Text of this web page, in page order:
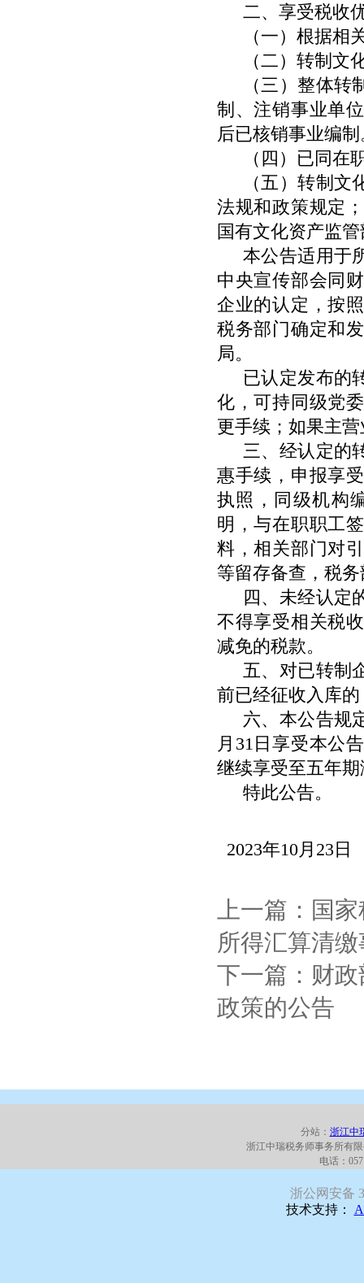
二、享受税收
（一）根据相
（二）转制文
（三）整体
制、注销事业单
后已核销事业编制
（四）已同
（五）转制
法规和政策规定
国有文化资产监
本公告适用于
中央宣传部会同
企业的认定，按
税务部门确定和
局。
已认定发布的
化，可持同级党
更手续；如果主
三、经认定的
惠手续，申报享
执照，同级机构
明，与在职职工
料，相关部门对
等留存备查，税
四、未经认定
不得享受相关税
减免的税款。
五、对已转制
前已经征收入库
六、本公告规
月 31 日享受本公
继续享受至五年
特此公告。
2023年10月 23日
上一篇：国
所得汇算清
下一篇：财
政策的公告
分站： 浙江中
浙江中瑞税务师事务所有
电话：
浙公网安备
技术支持：